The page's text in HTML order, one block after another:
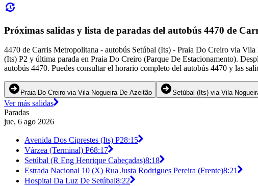
Próximas salidas y lista de paradas del autobús 4470 de
4470 de Carris Metropolitana - autobús Setúbal (Its) - Praia Do Creiro via
(Its) P2 y última parada en Praia Do Creiro (Parque De Estacionamento).
autobús 4470. Puedes consultar el horario completo del autobús 4470 y las
Praia Do Creiro via Vila Nogueira De Azeitão Setúbal (Its) via Vila
Ver más salidas
Paradas
jue, 6 ago 2026
Avenida Dos Ciprestes (Its) P28:15
Várzea (Terminal) P68:17
Setúbal (R Eng Henrique Cabeçadas)8:18
Estrada Nacional 10 (X) Rua Justa Rodrigues Pereira (Frente)8:21
Hospital Da Luz De Setúbal8:22